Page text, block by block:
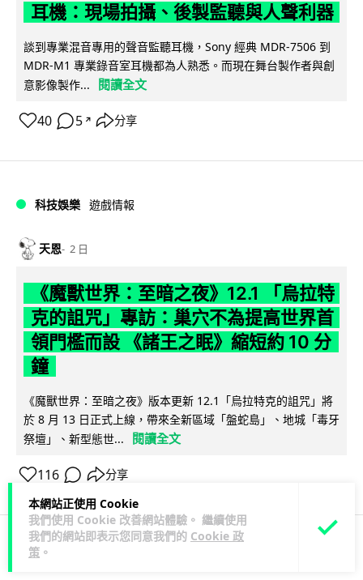
本網站正使用 Cookie
我們使用 Cookie 改善網站體驗。 繼續使用
我們的網站即表示您同意我們的 Cookie 政
策 。
耳機：現場拍攝、後製監聽與人聲利器
談到專業混音專用的聲音監聽耳機，Sony 經典 MDR-7506 到
MDR-M1 專業錄音室耳機都為人熟悉。而現在舞台製作者與創
意影像製作...
閱讀全文
40 5 ↗ 分享
科技娛樂 遊戲情報
天恩 2 日
《魔獸世界：至暗之夜》12.1 「烏拉特
克的詛咒」專訪：巢穴不為提高世界首
領門檻而設 《諸王之眠》縮短約 10 分
鐘
《魔獸世界：至暗之夜》版本更新 12.1「烏拉特克的詛咒」將
於 8 月 13 日正式上線，帶來全新區域「盤蛇島」、地城「毒牙
祭壇」、新型態世...
閱讀全文
116 分享
科技娛樂